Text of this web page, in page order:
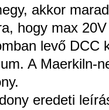
akkor
hogy max
levő DCC
A Maerkiln-
eredeti